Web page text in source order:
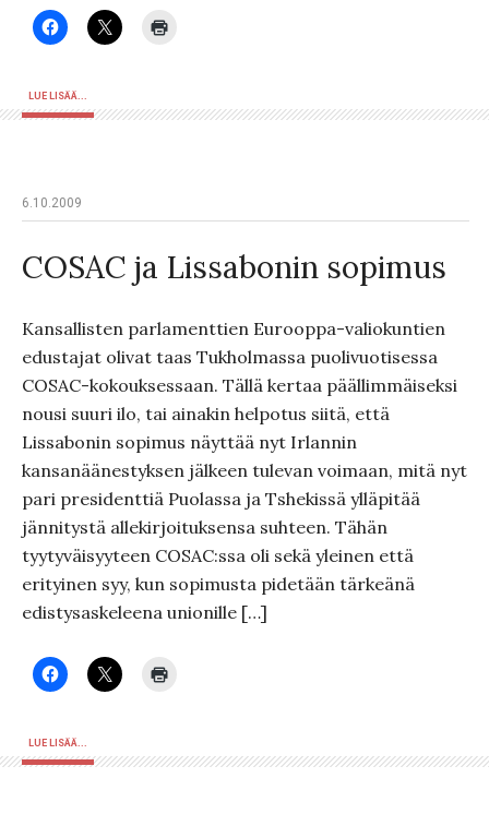
LUE LISÄÄ...
6.10.2009
COSAC ja Lissabonin sopimus
Kansallisten parlamenttien Eurooppa-valiokuntien
edustajat olivat taas Tukholmassa puolivuotisessa
COSAC-kokouksessaan. Tällä kertaa päällimmäiseksi
nousi suuri ilo, tai ainakin helpotus siitä, että
Lissabonin sopimus näyttää nyt Irlannin
kansanäänestyksen jälkeen tulevan voimaan, mitä nyt
pari presidenttiä Puolassa ja Tshekissä ylläpitää
jännitystä allekirjoituksensa suhteen. Tähän
tyytyväisyyteen COSAC:ssa oli sekä yleinen että
erityinen syy, kun sopimusta pidetään tärkeänä
edistysaskeleena unionille […]
LUE LISÄÄ...